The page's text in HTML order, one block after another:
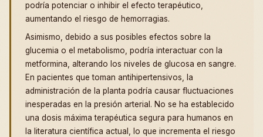
podría potenciar o inhibir el efecto terapéutico,
aumentando el riesgo de hemorragias.
Asimismo, debido a sus posibles efectos sobre la
glucemia o el metabolismo, podría interactuar con la
metformina, alterando los niveles de glucosa en sangre.
En pacientes que toman antihipertensivos, la
administración de la planta podría causar fluctuaciones
inesperadas en la presión arterial. No se ha establecido
una dosis máxima terapéutica segura para humanos en
la literatura científica actual, lo que incrementa el riesgo